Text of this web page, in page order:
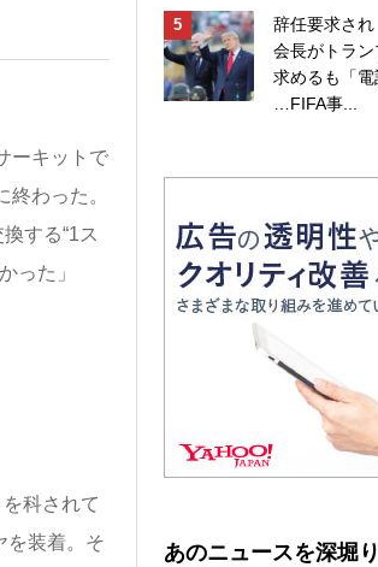
ーキットで
わった。
する“1ス
った」
科されて
を装着。そ
辞任要求さ
会長がトラ
求めるも「電
…FIFA事...
あのニュースを深堀り